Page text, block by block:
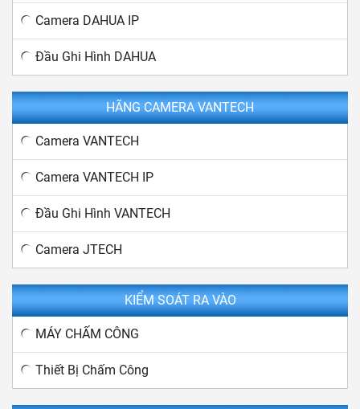
Camera DAHUA IP
Đầu Ghi Hình DAHUA
HÃNG CAMERA VANTECH
Camera VANTECH
Camera VANTECH IP
Đầu Ghi Hình VANTECH
Camera JTECH
KIỂM SOÁT RA VÀO
MÁY CHẤM CÔNG
Thiết Bị Chấm Công